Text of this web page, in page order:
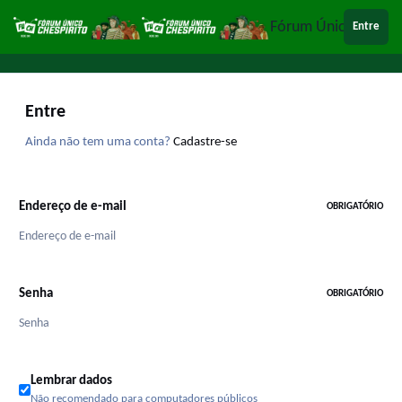
Fórum ÚnicoEntre
Entre
Ainda não tem uma conta? Cadastre-se
Endereço de e-mail OBRIGATÓRIO
Senha OBRIGATÓRIO
Lembrar dados
Não recomendado para computadores públicos